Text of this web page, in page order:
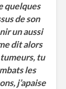
quelques
de son
un aussi
dit alors
tu
les
j’apaise